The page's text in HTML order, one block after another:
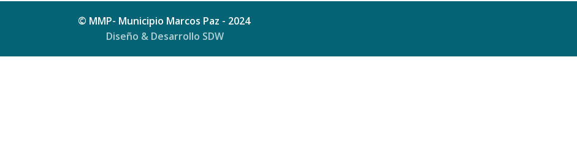
© MMP- Municipio Marcos Paz - 2024
Diseño & Desarrollo SDW